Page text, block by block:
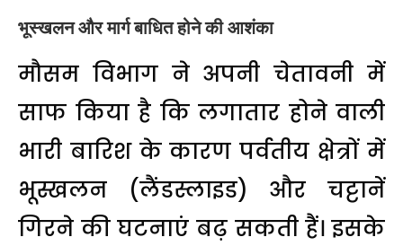
भूस्खलन और मार्ग बाधित होने की आशंका
मौसम विभाग ने अपनी चेतावनी में
साफ किया है कि लगातार होने वाली
भारी बारिश के कारण पर्वतीय क्षेत्रों में
भूस्खलन (लैंडस्लाइड) और चट्टानें
गिरने की घटनाएं बढ़ सकती हैं। इसके